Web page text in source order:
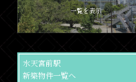
一覧を表示
水天宮前駅
新築物件一覧へ